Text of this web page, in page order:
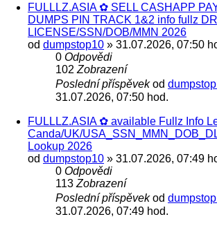
FULLLZ.ASIA ✿ SELL CASHAPP
DUMPS PIN TRACK 1&2 info fullz
LICENSE/SSN/DOB/MMN 2026
od dumpstop10 » 31.07.2026, 07:50
0 Odpovědi
102 Zobrazení
Poslední příspěvekod
31.07.2026, 07:50 hod.
FULLLZ.ASIA ✿ available Fullz Info
Canda/UK/
Lookup 2026
od dumpstop10 » 31.07.2026, 07:49
0 Odpovědi
113 Zobrazení
Poslední příspěvekod
31.07.2026, 07:49 hod.